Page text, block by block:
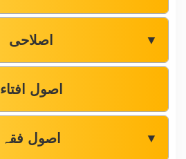
اصلاحی ▼
اصول افتاء
اصول فقہ ▼